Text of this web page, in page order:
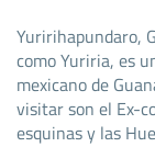
Yuririhapundaro,
como Yuriria, es
mexicano de
visitar son el Ex-
esquinas y las